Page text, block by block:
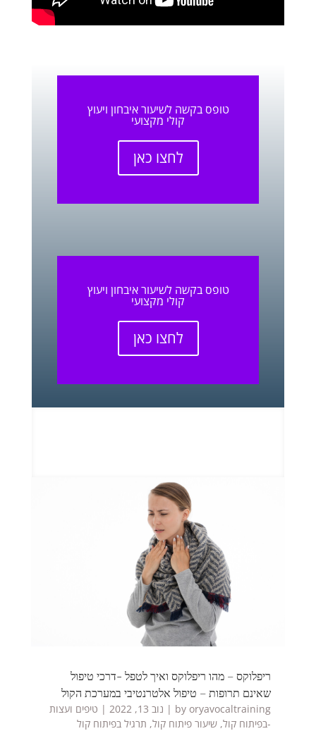
טופס בקשה לשיעור איבחון ויעוץ
קולי מקצועי
לחצו כאן
טופס בקשה לשיעור איבחון ויעוץ
קולי מקצועי
לחצו כאן
ריפלוקס – מהו ריפלוקס ואיך לטפל -דרכי טיפול
שאינם תרופות – טיפול אלטרנטיבי במערכת הקול
by oryavocaltraining
| נוב 13, 2022 | טיפים ועצות
-בפיתוח קול, שיעור פיתוח קול, תרגיל בפיתוח קול